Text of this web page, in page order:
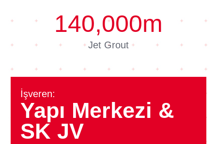
140,000m
Jet Grout
İşveren:
Yapı Merkezi &
SK JV